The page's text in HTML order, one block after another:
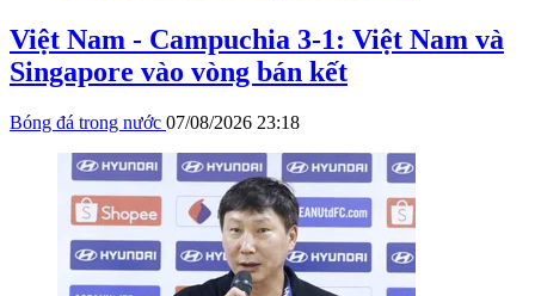
Việt Nam - Campuchia 3-1: Việt Nam và
Singapore vào vòng bán kết
Bóng đá trong nước 07/08/2026 23:18